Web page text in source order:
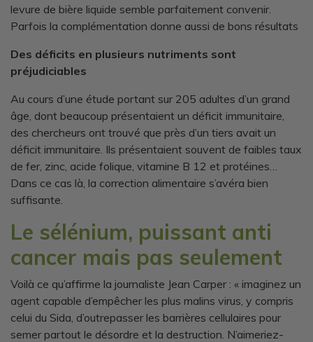
levure de bière liquide semble parfaitement convenir.
Parfois la complémentation donne aussi de bons résultats
Des déficits en plusieurs nutriments sont
préjudiciables
Au cours d’une étude portant sur 205 adultes d’un grand
âge, dont beaucoup présentaient un déficit immunitaire,
des chercheurs ont trouvé que près d’un tiers avait un
déficit immunitaire. Ils présentaient souvent de faibles taux
de fer, zinc, acide folique, vitamine B 12 et protéines…
Dans ce cas là, la correction alimentaire s’avéra bien
suffisante.
Le sélénium, puissant anti
cancer mais pas seulement
Voilà ce qu’affirme la journaliste Jean Carper : « imaginez un
agent capable d’empêcher les plus malins virus, y compris
celui du Sida, d’outrepasser les barrières cellulaires pour
semer partout le désordre et la destruction. N’aimeriez-